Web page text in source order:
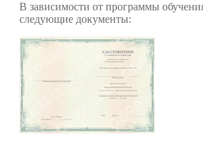
В зависимости от программы
следующие документы: